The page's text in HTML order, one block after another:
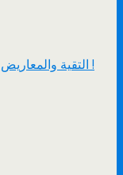
التقية والمعاريض بالسياسة العربية المعاصرة !